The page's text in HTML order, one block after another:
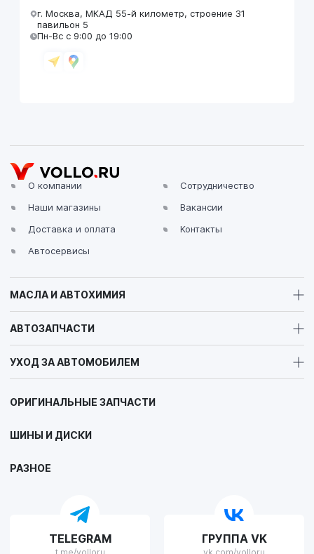
г. Москва, МКАД 55-й километр, строение 31
павильон 5
Пн-Вс с 9:00 до 19:00
VOLLO Владимир
г. Владимир, Московское шоссе, д.5/1
VOLLO Калуга
Пн-Пт с 9:00 до 19:00 Сб-Вс с 10:00 до 19:00
г. Липецк, улица Осипенко, д.8
VOLLO Рязань
г. Рязань, улица Островского, д.109/2
О компании
Наши магазины
Доставка и оплата
Автосервисы
Сотрудничество
Вакансии
Контакты
МАСЛА И АВТОХИМИЯ
АВТОЗАПЧАСТИ
УХОД ЗА АВТОМОБИЛЕМ
ОРИГИНАЛЬНЫЕ ЗАПЧАСТИ
ШИНЫ И ДИСКИ
РАЗНОЕ
TELEGRAM ГРУППА VK